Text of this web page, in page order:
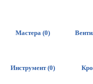
Мастера (0)
Инструмент (0)